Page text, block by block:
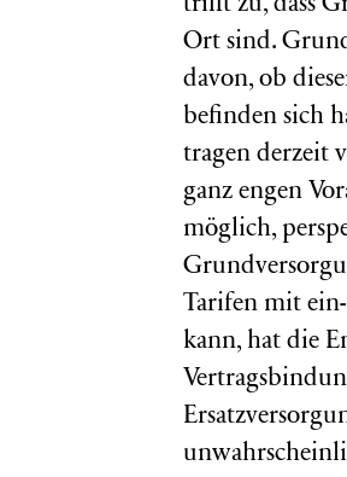
trifft zu, dass
Ort sind.
davon, ob
befinden sich
tragen derzeit
ganz engen
möglich,
Tarifen mit
kann, hat die